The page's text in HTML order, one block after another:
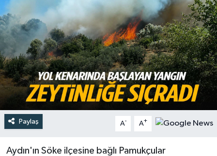
Paylaş A- A+
Aydın'ın Söke ilçesine bağlı Pamukçular
Türkiye
Yaşam